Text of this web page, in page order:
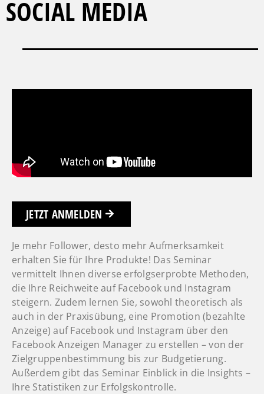
SOCIAL MEDIA
JETZT ANMELDEN
Je mehr Follower, desto mehr Aufmerksamkeit
erhalten Sie für Ihre Produkte! Das Seminar
vermittelt Ihnen diverse erfolgserprobte Methoden,
die Ihre Reichweite auf Facebook und Instagram
steigern. Zudem lernen Sie, sowohl theoretisch als
auch in der Praxisübung, eine Promotion (bezahlte
Anzeige) auf Facebook und Instagram über den
Facebook Anzeigen Manager zu erstellen – von der
Zielgruppenbestimmung bis zur Budgetierung.
Außerdem gibt das Seminar Einblick in die Insights –
Ihre Statistiken zur Erfolgskontrolle.